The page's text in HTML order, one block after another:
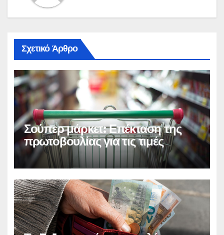
Σχετικό Άρθρο
Σούπερ μάρκετ: Επέκταση της
πρωτοβουλίας για τις τιμές